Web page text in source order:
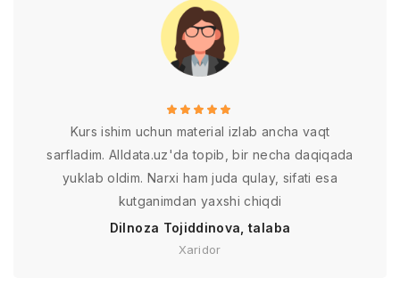
Kurs ishim uchun material izlab ancha vaqt
sarfladim. Alldata.uz'da topib, bir necha daqiqada
yuklab oldim. Narxi ham juda qulay, sifati esa
kutganimdan yaxshi chiqdi
Dilnoza Tojiddinova, talaba
Xaridor